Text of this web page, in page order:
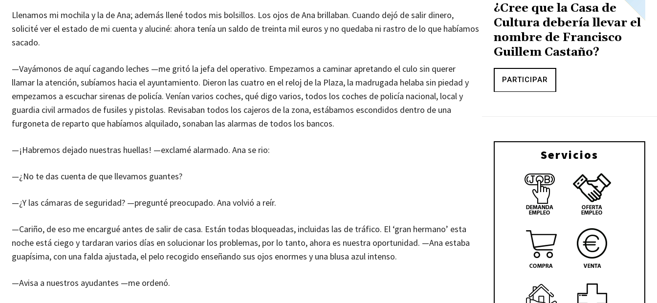
Llenamos mi mochila y la de Ana; además llené todos mis bolsillos. Los ojos de Ana brillaban. Cuando dejó de salir dinero,
solicité ver el estado de mi cuenta y aluciné: ahora tenía un saldo de treinta mil euros y no quedaba ni rastro de lo que habíamos
sacado.
—Vayámonos de aquí cagando leches —me gritó la jefa del operativo. Empezamos a caminar apretando el culo sin querer
llamar la atención, subíamos hacia el ayuntamiento. Dieron las cuatro en el reloj de la Plaza, la madrugada helaba sin piedad y
empezamos a escuchar sirenas de policía. Venían varios coches, qué digo varios, todos los coches de policía nacional, local y
guardia civil armados de fusiles y pistolas. Revisaban todos los cajeros de la zona, estábamos escondidos dentro de una
furgoneta de reparto que habíamos alquilado, sonaban las alarmas de todos los bancos.
—¡Habremos dejado nuestras huellas! —exclamé alarmado. Ana se rio:
—¿No te das cuenta de que llevamos guantes?
—¿Y las cámaras de seguridad? —pregunté preocupado. Ana volvió a reír.
—Cariño, de eso me encargué antes de salir de casa. Están todas bloqueadas, incluidas las de tráfico. El ‘gran hermano’ esta
noche está ciego y tardaran varios días en solucionar los problemas, por lo tanto, ahora es nuestra oportunidad. —Ana estaba
guapísima, con una falda ajustada, el pelo recogido enseñando sus ojos enormes y una blusa azul intenso.
—Avisa a nuestros ayudantes —me ordenó.
¿Cree que la Casa de
Cultura debería llevar el
nombre de Francisco
Guillem Castaño?
PARTICIPAR
Servicios